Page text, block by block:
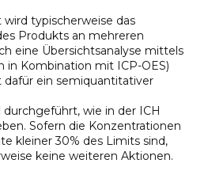
typischerweise das
Produkts an mehreren
eine Übersichtsanalyse mittels
in Kombination mit ICP-OES)
dafür ein semiquantitativer
durchgeführt, wie in der ICH
Sofern die Konzentrationen
kleiner 30% des Limits sind,
keine weiteren Aktionen.